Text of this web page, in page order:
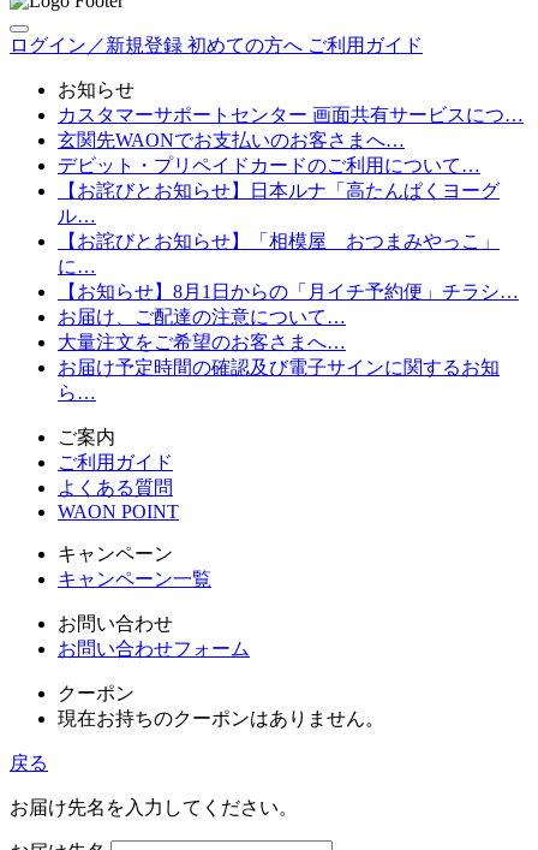
ログイン／新規登録 初めての方へ ご利用ガイド
お知らせ
カスタマーサポートセンター 画面共有サービスにつ…
玄関先WAONでお支払いのお客さまへ…
デビット・プリペイドカードのご利用について…
【お詫びとお知らせ】日本ルナ「高たんぱくヨーグ
ル…
【お詫びとお知らせ】「相模屋 おつまみやっこ」
に…
【お知らせ】8月1日からの「月イチ予約便」チラシ…
お届け、ご配達の注意について…
大量注文をご希望のお客さまへ…
お届け予定時間の確認及び電子サインに関するお知
ら…
ご案内
ご利用ガイド
よくある質問
WAON POINT
キャンペーン
キャンペーン一覧
お問い合わせ
お問い合わせフォーム
クーポン
現在お持ちのクーポンはありません。
戻る
お届け先名を入力してください。